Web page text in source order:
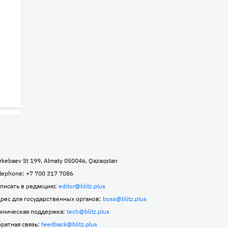
St 199, Almaty 050046, Qazaqstan
+7 700 317 7086
в редакцию: editor@blitz.plus
для государственных органов: boss@blitz.plus
поддержка: tech@blitz.plus
связь: feedback@blitz.plus